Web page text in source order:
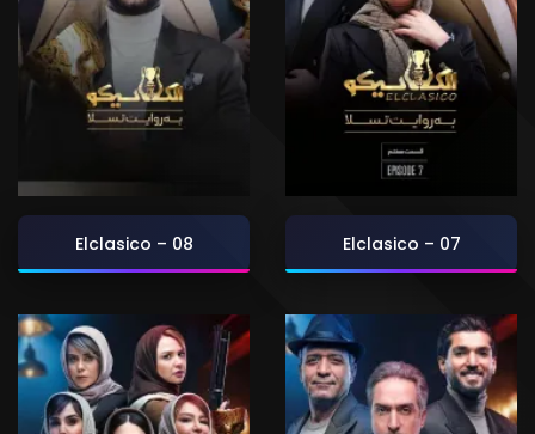
Elclasico – 08 Elclasico – 07